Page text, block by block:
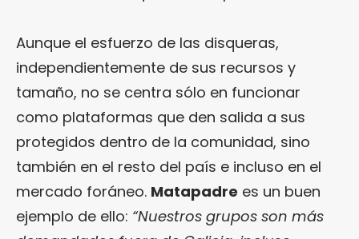
Aunque el esfuerzo de las disqueras,
independientemente de sus recursos y
tamaño, no se centra sólo en funcionar
como plataformas que den salida a sus
protegidos dentro de la comunidad, sino
también en el resto del país e incluso en el
mercado foráneo. Matapadre es un buen
ejemplo de ello: “Nuestros grupos son más